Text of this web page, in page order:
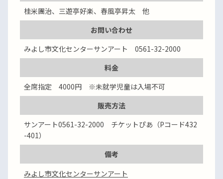
桂米團治、三遊亭好楽、春風亭昇太 他
お問い合わせ
みよし市文化センターサンアート 0561-32-2000
料金
全席指定 4000円 ※未就学児童は入場不可
販売方法
サンアート0561-32-2000 チケットぴあ（Pコード432
-401）
備考
みよし市文化センターサンアート